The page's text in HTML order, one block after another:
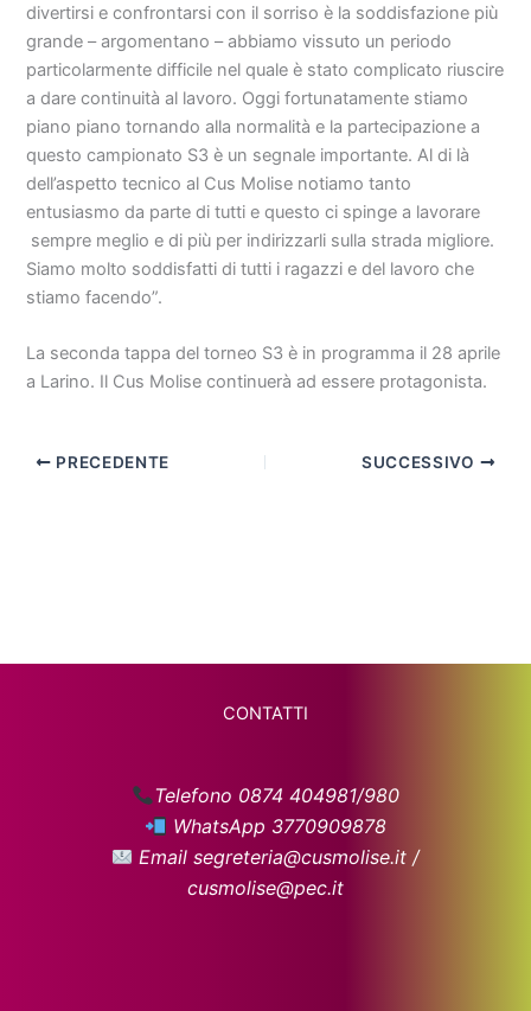
divertirsi e confrontarsi con il sorriso è la soddisfazione più
grande – argomentano – abbiamo vissuto un periodo
particolarmente difficile nel quale è stato complicato riuscire
a dare continuità al lavoro. Oggi fortunatamente stiamo
piano piano tornando alla normalità e la partecipazione a
questo campionato S3 è un segnale importante. Al di là
dell’aspetto tecnico al Cus Molise notiamo tanto
entusiasmo da parte di tutti e questo ci spinge a lavorare
sempre meglio e di più per indirizzarli sulla strada migliore.
Siamo molto soddisfatti di tutti i ragazzi e del lavoro che
stiamo facendo”.
La seconda tappa del torneo S3 è in programma il 28 aprile
a Larino. Il Cus Molise continuerà ad essere protagonista.
PRECEDENTE SUCCESSIVO
CONTATTI
Telefono 0874 404981/980
WhatsApp 3770909878
Email segreteria@cusmolise.it /
cusmolise@pec.it